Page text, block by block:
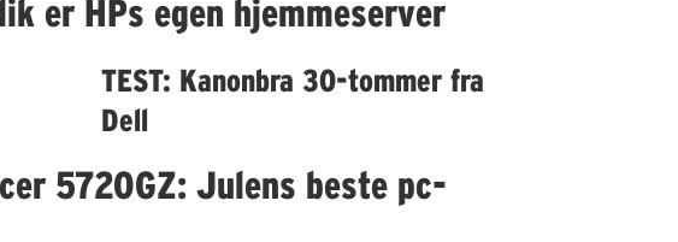
er HPs egen hjemmeserver
TEST: Kanonbra 30-tommer fra
Dell
5720GZ: Julens beste pc-